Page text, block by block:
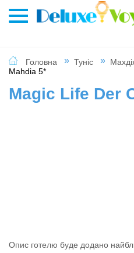
Головна Туніс
Mahdia 5*
Magic Life Der
Опис готелю буде додано